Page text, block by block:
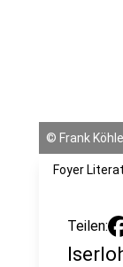
© Frank
Foyer
Teilen: